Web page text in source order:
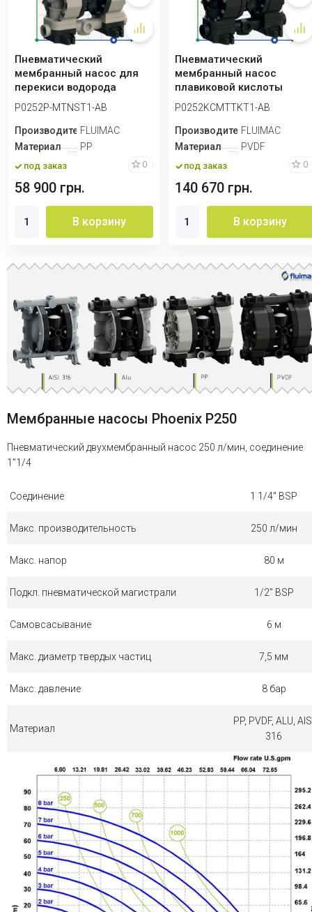
Пневматический
мембранный насос для
перекиси водорода
PHOENIX P252 PP
SANTOPR...
P0252P-MTNST1-AB
ПроизводительFLUIMAC
Материал
PP
под заказ 0
58 900 грн.
В корзину
Пневматический
мембранный насос
плавиковой кислоты
PHOENIX P252 PVDF
SANTOPRE...
P0252KCMTTKT1-AB
ПроизводительFLUIMAC
Материал
PVDF
под заказ 0
140 670 грн.
В корзину
Мембранные насосы Phoenix P250
Пневматический двухмембранный насос 250 л/мин, соединение
1"1/4
Соединение 1 1/4" BSP
Макс. производительность 250 л/мин
Макс. напор 80 м
Подкл. пневматической магистрали 1/2" BSP
Самовсасывание 6 м
Макс. диаметр твердых частиц 7,5 мм
Макс. давление 8 бар
Материал
PP, PVDF, ALU,
316